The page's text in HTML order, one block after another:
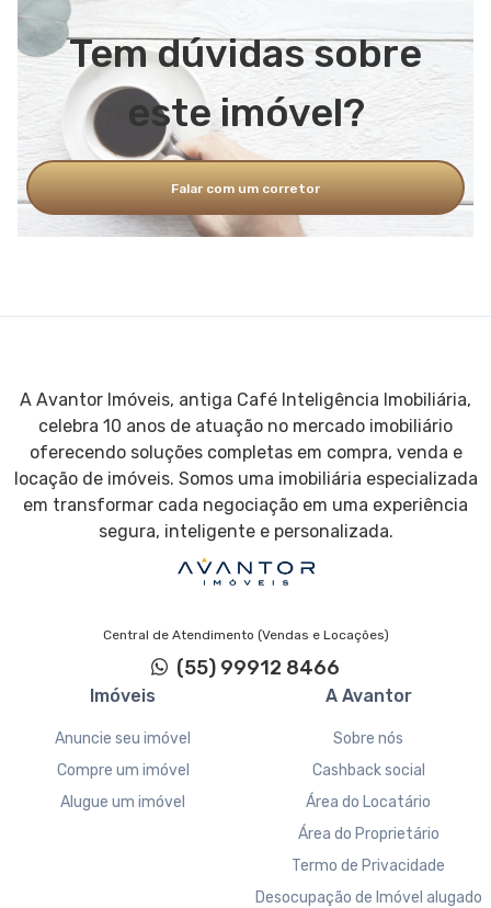
Tem dúvidas sobre
este imóvel?
Falar com um corretor
A Avantor Imóveis, antiga Café Inteligência Imobiliária,
celebra 10 anos de atuação no mercado imobiliário
oferecendo soluções completas em compra, venda e
locação de imóveis. Somos uma imobiliária especializada
em transformar cada negociação em uma experiência
segura, inteligente e personalizada.
Central de Atendimento (Vendas e Locações)
(55) 99912 8466
Imóveis
Anuncie seu imóvel
Compre um imóvel
Alugue um imóvel
A Avantor
Sobre nós
Cashback social
Área do Locatário
Área do Proprietário
Termo de Privacidade
Desocupação de Imóvel alugado